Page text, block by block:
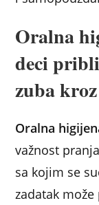
Oralna
deci
zuba
Oralna
važnost
sa kojim se
zadatak